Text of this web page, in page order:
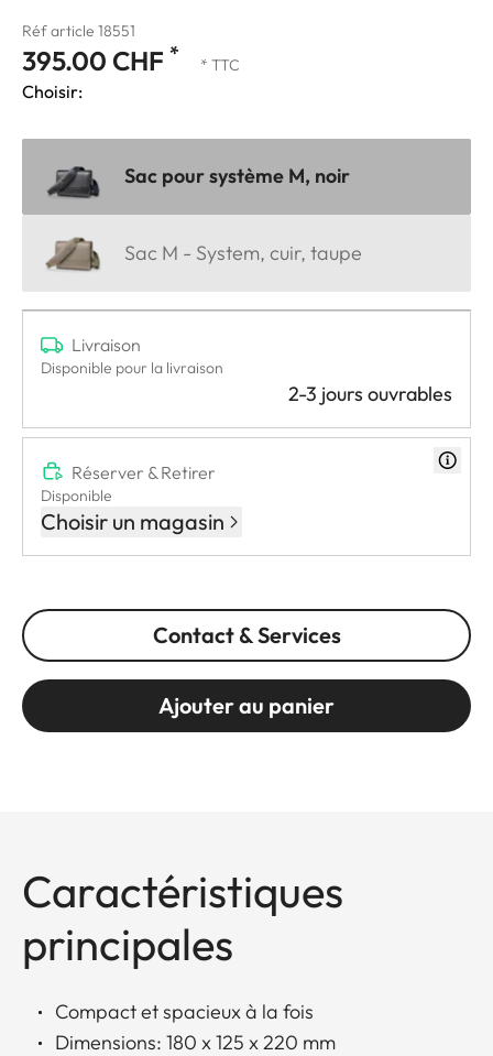
Réf article 18551
395.00 CHF * * TTC
Choisir:
Sac pour système M, noir
Sac M - System, cuir, taupe
Livraison
Disponible pour la livraison
2-3 jours ouvrables
Réserver & Retirer
Disponible
Choisir un magasin
Contact & Services
Ajouter au panier
Caractéristiques
principales
Compact et spacieux à la fois
Dimensions: 180 x 125 x 220 mm